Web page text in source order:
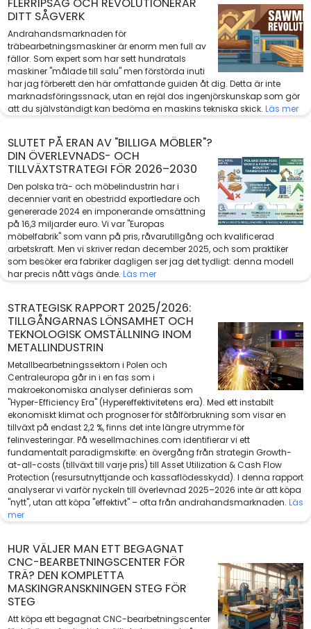
FLERRIPSÅG OCH REVOLUTIONERAR
DITT SÅGVERK
Andrahandsmarknaden för
träbearbetningsmaskiner är enorm men full av
fällor. Som expert som har sett hundratals
maskiner "målade till salu" men förstörda inuti
har jag förberett den här omfattande guiden åt dig. Detta är inte
marknadsföringssnack, utan en rejäl dos ingenjörskunskap som gör
att du självständigt kan bedöma en maskins tekniska skick. Läs mer
SLUTET PÅ ERAN AV "BILLIGA MÖBLER"?
DIN ÖVERLEVNADS- OCH
TILLVÄXTSTRATEGI FÖR 2026–2030
Den polska trä- och möbelindustrin har i
decennier varit en obestridd exportledare och
genererade 2024 en imponerande omsättning
på 16,3 miljarder euro. Vi var "Europas
möbelfabrik" som vann på pris, råvarutillgång och kvalificerad
arbetskraft. Men vi skriver redan december 2025, och som praktiker
som besöker era fabriker dagligen ser jag det tydligt: denna modell
har precis nått vägs ände. Läs mer
STRATEGISK RAPPORT 2025/2026:
TILLGÅNGARNAS LÖNSAMHET OCH
TEKNOLOGISK OMSTÄLLNING INOM
METALLINDUSTRIN
Metallbearbetningssektorn i Polen och
Centraleuropa går in i en fas som i
makroekonomiska analyser definieras som
"Hyper-Efficiency Era" (Hypereffektivitetens era). Med ett instabilt
ekonomiskt klimat och prognoser för stålförbrukning som visar en
tillväxt på endast 2,2 %, finns det inte längre utrymme för
felinvesteringar. På wesellmachines.com identifierar vi ett
fundamentalt paradigmskifte: en övergång från strategin Growth-
at-all-costs (tillväxt till varje pris) till Asset Utilization & Cash Flow
Protection (resursutnyttjande och kassaflödesskydd). I denna rapport
analyserar vi varför nyckeln till överlevnad 2025–2026 inte är att köpa
"nytt", utan att köpa "effektivt" – ofta från andrahandsmarknaden. Läs
mer
HUR VÄLJER MAN ETT BEGAGNAT
CNC-BEARBETNINGSCENTER FÖR
TRÄ? DEN KOMPLETTA
MASKINGRANSKNINGEN STEG FÖR
STEG
Att köpa ett begagnat CNC-bearbetningscenter